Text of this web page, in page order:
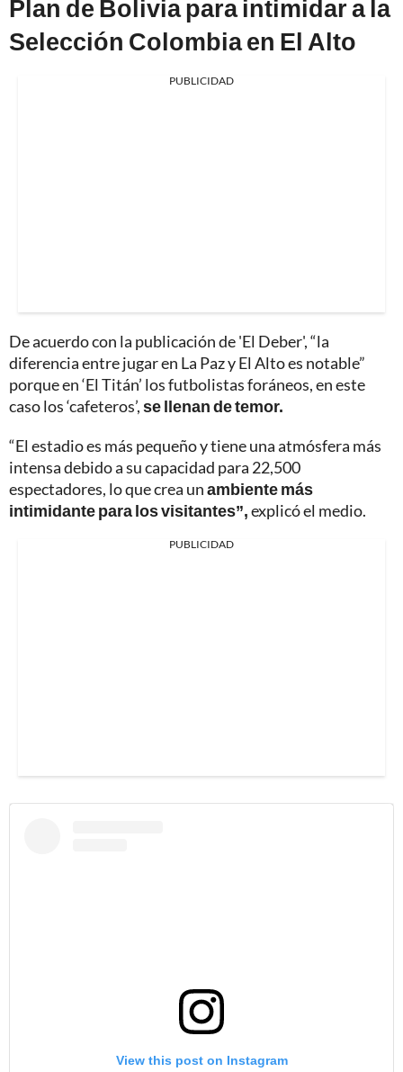
Plan de Bolivia para intimidar a la
Selección Colombia en El Alto
PUBLICIDAD
De acuerdo con la publicación de 'El Deber', “la
diferencia entre jugar en La Paz y El Alto es notable”
porque en ‘El Titán’ los futbolistas foráneos, en este
caso los ‘cafeteros’,se llenan de temor.
“El estadio es más pequeño y tiene una atmósfera más
intensa debido a su capacidad para 22,500
espectadores, lo que crea unambiente más
intimidante para los visitantes”,explicó el medio.
PUBLICIDAD
View this post on Instagram